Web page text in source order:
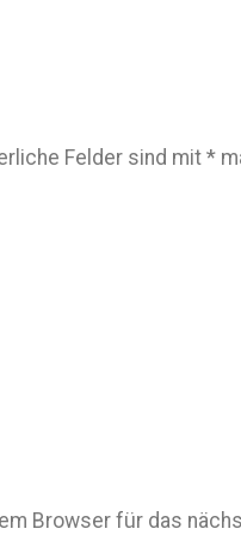
Felder sind mit *
Browser für das